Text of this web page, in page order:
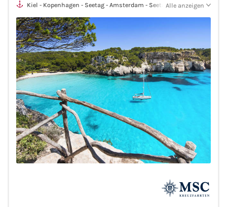
FRS Baltic
Scandlines
Stena Line
Fähre nach Dänemark
Fähre nach Norwegen
Kiel - Kopenhagen - Seetag - Amsterdam - Seetag - Cherbourg -
Alle anzeigen